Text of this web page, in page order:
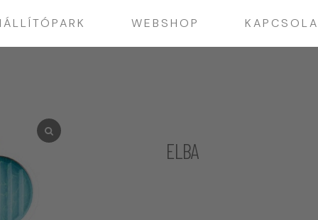
WEBSHOP
ELBA